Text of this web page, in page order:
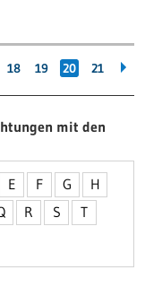
18 19 20 21
mit den
E F G
H
R S
T